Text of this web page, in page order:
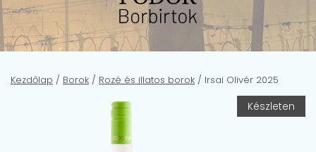
Kezdőlap / Borok / Rozé és illatos borok / Irsai Olivér 2025
Készleten